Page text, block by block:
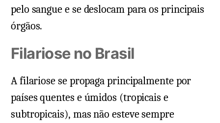
pelo sangue e se deslocam para os principais
órgãos.
Filariose no Brasil
A filariose se propaga principalmente por
países quentes e úmidos (tropicais e
subtropicais), mas não esteve sempre